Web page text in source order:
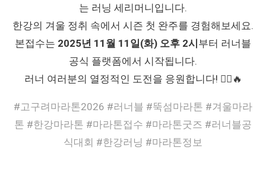
는 러닝 세리머니입니다.
한강의 겨울 정취 속에서 시즌 첫 완주를 경험해보세요.
본접수는 2025년 11월 11일(화) 오후 2시부터 러너블
공식 플랫폼에서 시작됩니다.
러너 여러분의 열정적인 도전을 응원합니다! 🏃‍♂️🔥
#고구려마라톤2026 #러너블 #뚝섬마라톤 #겨울마라
톤 #한강마라톤 #마라톤접수 #마라톤굿즈 #러너블공
식대회 #한강러닝 #마라톤정보